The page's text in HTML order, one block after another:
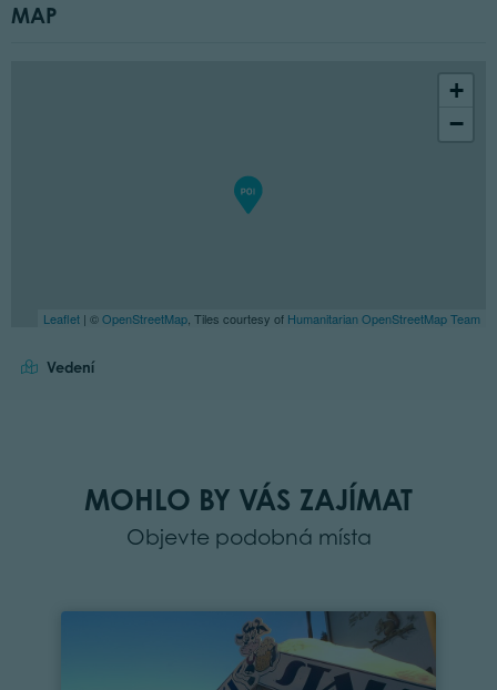
MAP
+
−
Leaflet | ©OpenStreetMap, Tiles courtesy of Humanitarian OpenStreetMap Team
Vedení
MOHLO BY VÁS ZAJÍMAT
Objevte podobná místa